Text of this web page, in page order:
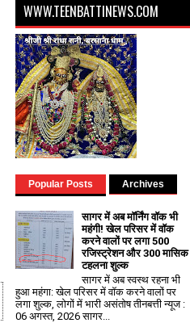
WWW.TEENBATTINEWS.COM
Popular Posts Archives
सागर में अब मॉर्निंग वॉक भी
महंगी! खेल परिसर में वॉक
करने वालों पर लगा ₹500
रजिस्ट्रेशन और ₹300 मासिक
टहलना शुल्क
सागर में अब स्वस्थ रहना भी
हुआ महंगा: खेल परिसर में वॉक करने वालों पर
लगा शुल्क, लोगों में भारी असंतोष तीनबत्ती न्यूज :
06 अगस्त, 2026 सागर...